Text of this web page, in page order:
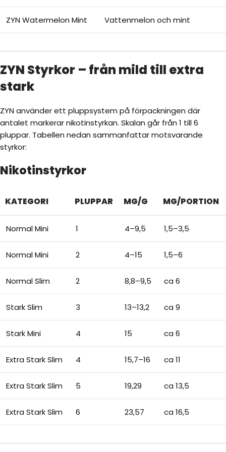
ZYN Watermelon Mint Vattenmelon och mint
ZYN Styrkor – från mild till extra
stark
ZYN använder ett pluppsystem på förpackningen där
antalet markerar nikotinstyrkan. Skalan går från 1 till 6
pluppar. Tabellen nedan sammanfattar motsvarande
styrkor:
Nikotinstyrkor
KATEGORI PLUPPAR MG/G MG/PORTION
Normal Mini 1 4–9,5 1,5–3,5
Normal Mini 2 4–15 1,5–6
Normal Slim 2 8,8–9,5 ca 6
Stark Slim 3 13–13,2 ca 9
Stark Mini 4 15 ca 6
Extra Stark Slim 4 15,7–16 ca 11
Extra Stark Slim 5 19,29 ca 13,5
Extra Stark Slim 6 23,57 ca 16,5